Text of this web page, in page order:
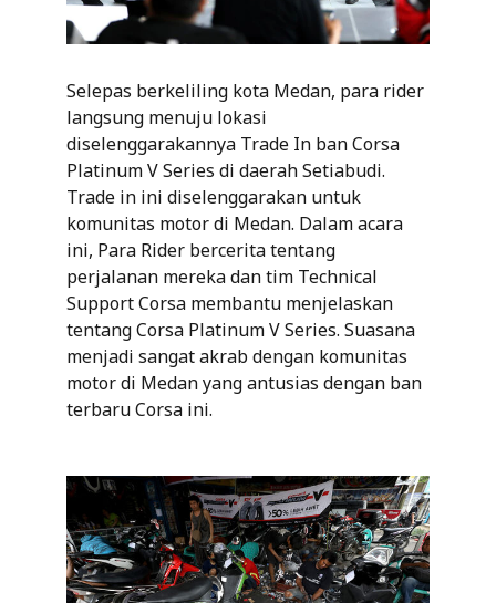
Selepas berkeliling kota Medan, para rider
langsung menuju lokasi
diselenggarakannya Trade In ban Corsa
Platinum V Series di daerah Setiabudi.
Trade in ini diselenggarakan untuk
komunitas motor di Medan. Dalam acara
ini, Para Rider bercerita tentang
perjalanan mereka dan tim Technical
Support Corsa membantu menjelaskan
tentang Corsa Platinum V Series. Suasana
menjadi sangat akrab dengan komunitas
motor di Medan yang antusias dengan ban
terbaru Corsa ini.